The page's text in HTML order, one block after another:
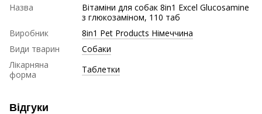
Назва
Вітаміни для собак 8in1 Excel Glucosamine
з глюкозаміном, 110 таб
Виробник
8in1 Pet Products Німеччина
Види тварин
Собаки
Лікарняна
форма
Таблетки
Відгуки